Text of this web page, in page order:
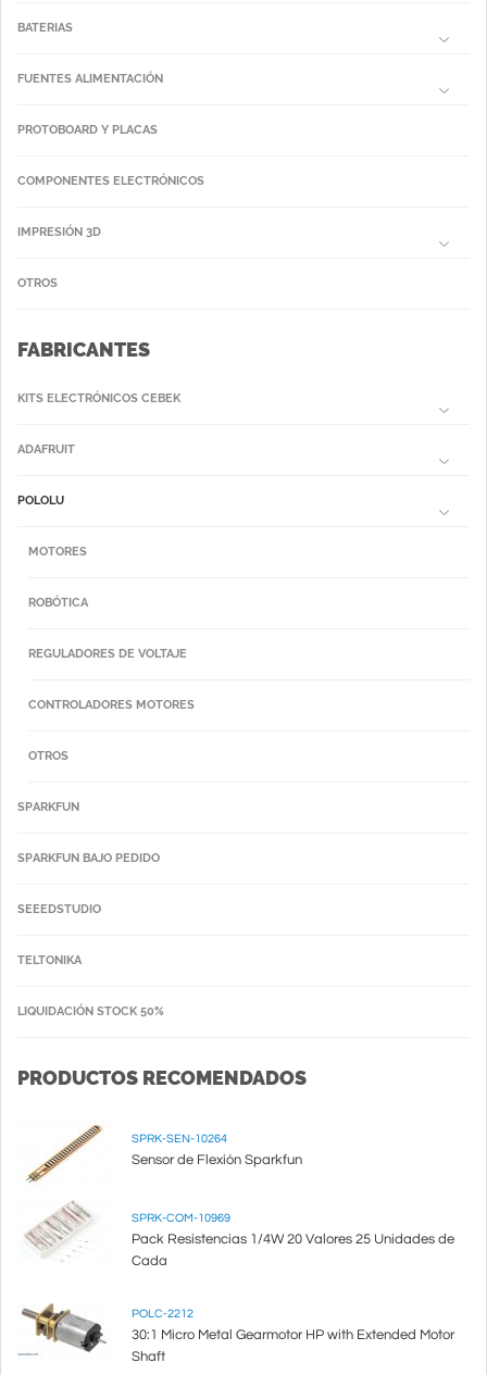
BATERIAS
FUENTES ALIMENTACIÓN
PROTOBOARD Y PLACAS
COMPONENTES ELECTRÓNICOS
IMPRESIÓN 3D
OTROS
FABRICANTES
KITS ELECTRÓNICOS CEBEK
ADAFRUIT
POLOLU
MOTORES
ROBÓTICA
REGULADORES DE VOLTAJE
CONTROLADORES MOTORES
OTROS
SPARKFUN
SPARKFUN BAJO PEDIDO
SEEEDSTUDIO
TELTONIKA
LIQUIDACIÓN STOCK 50%
PRODUCTOS RECOMENDADOS
SPRK-SEN-10264
Sensor de Flexión Sparkfun
SPRK-COM-10969
Pack Resistencias 1/4W 20 Valores 25 Unidades de
Cada
POLC-2212
30:1 Micro Metal Gearmotor HP with Extended Motor
Shaft